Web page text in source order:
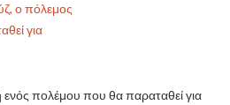
ο πόλεμος
για
πολέμου που θα παραταθεί για